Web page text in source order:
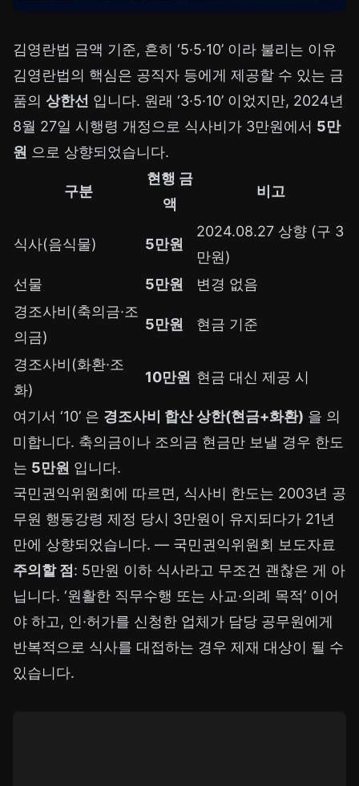
김영란법 금액 기준, 흔히 ‘5·5·10’ 이라 불리는 이유
김영란법의 핵심은 공직자 등에게 제공할 수 있는 금
품의 상한선 입니다. 원래 ‘3·5·10’ 이었지만, 2024년
8월 27일 시행령 개정으로 식사비가 3만원에서 5만
원 으로 상향되었습니다.
구분
현행 금
액
비고
식사(음식물) 5만원
2024.08.27 상향 (구 3
만원)
선물
5만원
변경 없음
경조사비(축의금·조
의금)
5만원 현금 기준
경조사비(화환·조
화)
10만원 현금 대신 제공 시
여기서 ‘10’ 은 경조사비 합산 상한(현금+화환) 을 의
미합니다. 축의금이나 조의금 현금만 보낼 경우 한도
는 5만원 입니다.
국민권익위원회에 따르면, 식사비 한도는 2003년 공
무원 행동강령 제정 당시 3만원이 유지되다가 21년
만에 상향되었습니다. — 국민권익위원회 보도자료
주의할 점 : 5만원 이하 식사라고 무조건 괜찮은 게 아
닙니다. ‘원활한 직무수행 또는 사교·의례 목적’ 이어
야 하고, 인·허가를 신청한 업체가 담당 공무원에게
반복적으로 식사를 대접하는 경우 제재 대상이 될 수
있습니다.